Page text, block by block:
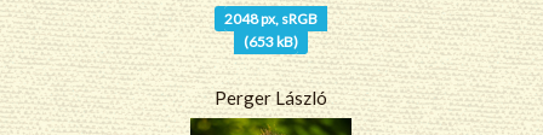
2048 px, sRGB
(653 kB)
Perger László